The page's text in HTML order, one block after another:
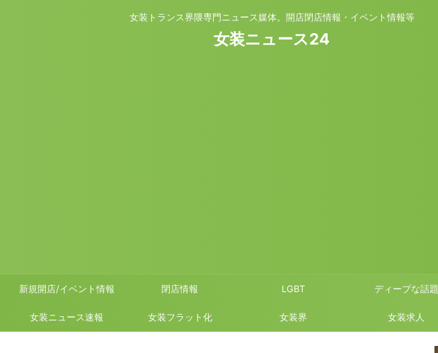
女装トランス界隈専門ニュース媒体。開店閉店情報・イベント情報等
女装ニュース24
新規開店/イベント情報 閉店情報 LGBT ディープな話題
女装ニュース速報 女装フラット化 女装界 女装求人